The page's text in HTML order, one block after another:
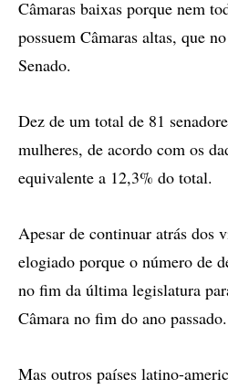
Câmaras baixas porque nem
possuem Câmaras altas, que
Senado.
Dez de um total de 81
mulheres, de acordo com os
equivalente a 12,3% do total.
Apesar de continuar atrás dos
elogiado porque o número de
no fim da última legislatura
Câmara no fim do ano passado.
Mas outros países latino-